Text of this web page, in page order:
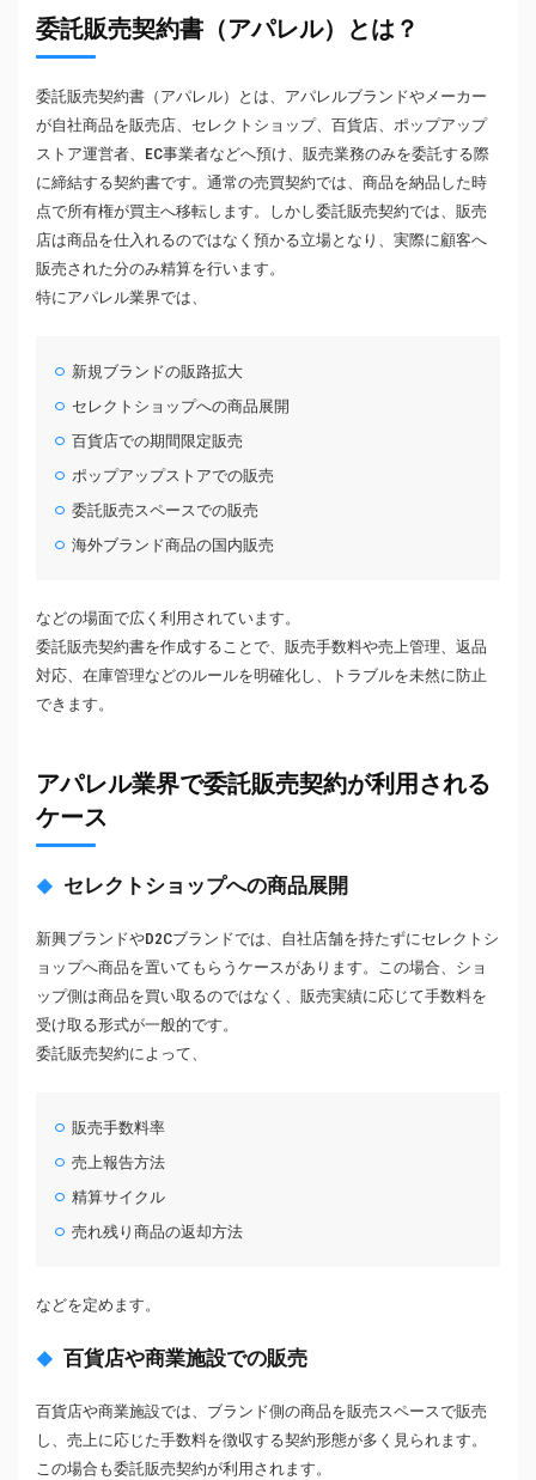
委託販売契約書（アパレル）とは？
委託販売契約書（アパレル）とは、アパレルブランドやメーカー
が自社商品を販売店、セレクトショップ、百貨店、ポップアップ
ストア運営者、EC事業者などへ預け、販売業務のみを委託する際
に締結する契約書です。通常の売買契約では、商品を納品した時
点で所有権が買主へ移転します。しかし委託販売契約では、販売
店は商品を仕入れるのではなく預かる立場となり、実際に顧客へ
販売された分のみ精算を行います。
特にアパレル業界では、
新規ブランドの販路拡大
セレクトショップへの商品展開
百貨店での期間限定販売
ポップアップストアでの販売
委託販売スペースでの販売
海外ブランド商品の国内販売
などの場面で広く利用されています。
委託販売契約書を作成することで、販売手数料や売上管理、返品
対応、在庫管理などのルールを明確化し、トラブルを未然に防止
できます。
アパレル業界で委託販売契約が利用される
ケース
セレクトショップへの商品展開
新興ブランドやD2Cブランドでは、自社店舗を持たずにセレクトシ
ョップへ商品を置いてもらうケースがあります。この場合、ショ
ップ側は商品を買い取るのではなく、販売実績に応じて手数料を
受け取る形式が一般的です。
委託販売契約によって、
販売手数料率
売上報告方法
精算サイクル
売れ残り商品の返却方法
などを定めます。
百貨店や商業施設での販売
百貨店や商業施設では、ブランド側の商品を販売スペースで販売
し、売上に応じた手数料を徴収する契約形態が多く見られます。
この場合も委託販売契約が利用されます。